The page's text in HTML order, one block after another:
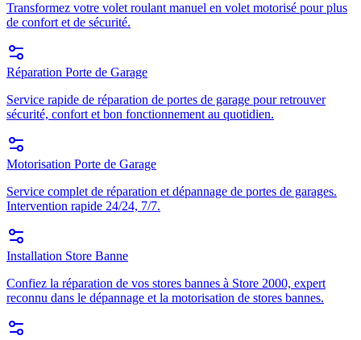
Transformez votre volet roulant manuel en volet motorisé pour plus
de confort et de sécurité.
Réparation Porte de Garage
Service rapide de réparation de portes de garage pour retrouver
sécurité, confort et bon fonctionnement au quotidien.
Motorisation Porte de Garage
Service complet de réparation et dépannage de portes de garages.
Intervention rapide 24/24, 7/7.
Installation Store Banne
Confiez la réparation de vos stores bannes à Store 2000, expert
reconnu dans le dépannage et la motorisation de stores bannes.